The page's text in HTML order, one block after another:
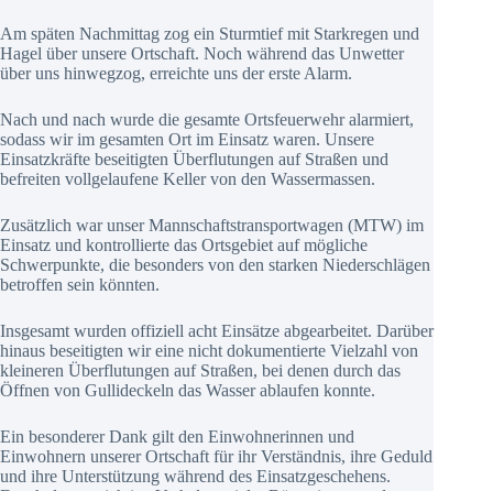
Am späten Nachmittag zog ein Sturmtief mit Starkregen und
Hagel über unsere Ortschaft. Noch während das Unwetter
über uns hinwegzog, erreichte uns der erste Alarm.
Nach und nach wurde die gesamte Ortsfeuerwehr alarmiert,
sodass wir im gesamten Ort im Einsatz waren. Unsere
Einsatzkräfte beseitigten Überflutungen auf Straßen und
befreiten vollgelaufene Keller von den Wassermassen.
Zusätzlich war unser Mannschaftstransportwagen (MTW) im
Einsatz und kontrollierte das Ortsgebiet auf mögliche
Schwerpunkte, die besonders von den starken Niederschlägen
betroffen sein könnten.
Insgesamt wurden offiziell acht Einsätze abgearbeitet. Darüber
hinaus beseitigten wir eine nicht dokumentierte Vielzahl von
kleineren Überflutungen auf Straßen, bei denen durch das
Öffnen von Gullideckeln das Wasser ablaufen konnte.
Ein besonderer Dank gilt den Einwohnerinnen und
Einwohnern unserer Ortschaft für ihr Verständnis, ihre Geduld
und ihre Unterstützung während des Einsatzgeschehens.